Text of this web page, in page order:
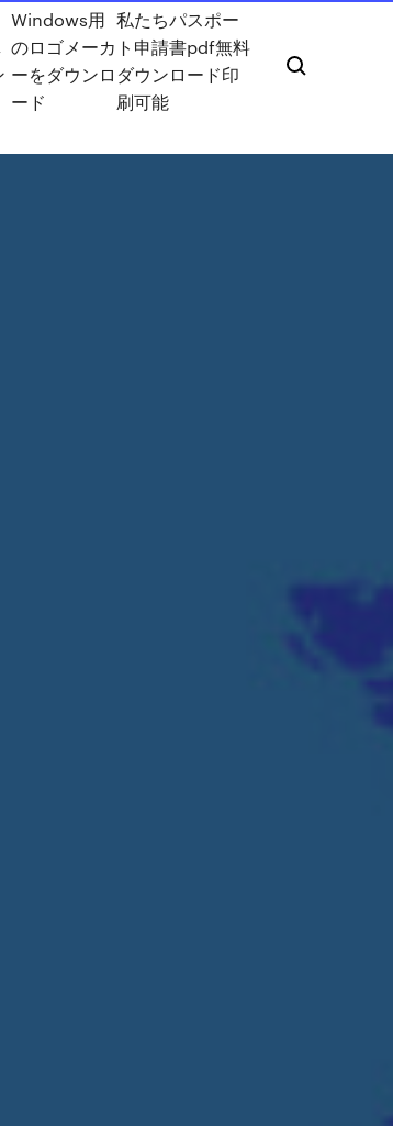
Windows用
のロゴメーカ
ーをダウンロ
ード
私たちパスポー
ト申請書pdf無料
ダウンロード印
刷可能